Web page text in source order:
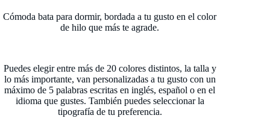
Cómoda bata para dormir, bordada a tu gusto en el color
de hilo que más te agrade.
Puedes elegir entre más de 20 colores distintos, la talla y
lo más importante, van personalizadas a tu gusto con un
máximo de 5 palabras escritas en inglés, español o en el
idioma que gustes. También puedes seleccionar la
tipografía de tu preferencia.